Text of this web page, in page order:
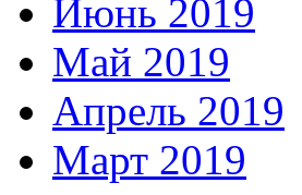
Июнь 2019
Май 2019
Апрель 2019
Март 2019